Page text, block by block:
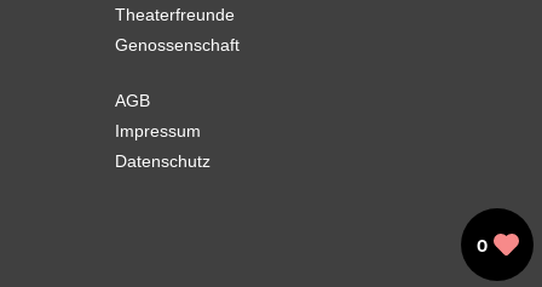
0
Theaterfreunde
Genossenschaft
AGB
Impressum
Datenschutz